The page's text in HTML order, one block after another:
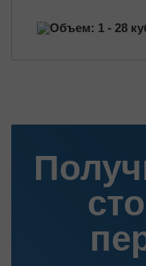
Объем: 1 - 28